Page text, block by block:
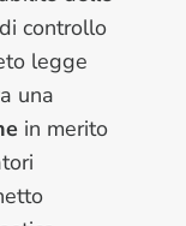
controllo
legge
una
in merito